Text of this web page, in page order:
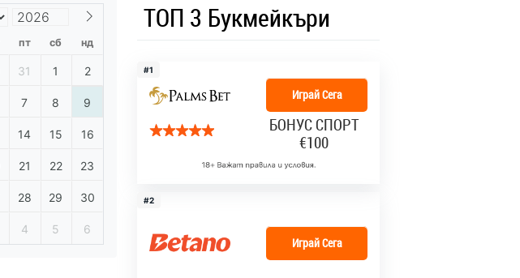
пт сб нд
31 1 2
7 8 9
14 15 16
21 22 23
28 29 30
4 5 6
ТОП 3 Букмейкъри
#1
Играй Сега
БОНУС СПОРТ
€100
#2
Играй Сега